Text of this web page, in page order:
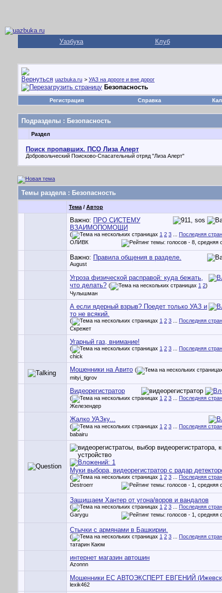
Уазбука Клуб
uazbuka.ru > УАЗ на дороге и вне дорог
Безопасность
Регистрация Справка
Подразделы : Безопасность
Раздел
Поиск пропавших. ПСО Лиза Алерт
Добровольческий Поисково-Спасательный отряд "Лиза Алерт"
Темы раздела: Безопасность
Тема / Автор
Важно: ПРО СИСТЕМУ
ВЗАИМОПОМОЩИ
( 1 2 3
Последняя
ОЛИВК
Важно: Правила общения в разделе.
August
Угроза физической расправой: куда бежать,
что делать? ( 1 2)
Чулышман
А если ядерный взрыв? Поедет только УАЗ и
то не всякий.
( 1 2 3
Последняя
Скрежет
Угарный газ, внимание!
( 1 2 3
Последняя
chick
Мошенники на Авито (
mityi_tigrov
Видеорегистратор
( 1 2 3
Последняя
Железендер
Жалко УАЗку...
( 1 2 3
Последняя
babairu
Муки выбора, видеорегистратор с радар
( 1 2 3
Последняя
Destroerr
Защищаем Хантер от угона/воров и вандалов
( 1 2 3
Последняя
Garygu
Стычки с армянами в Башкирии.
( 1 2 3
Последняя
татарин Каюм
интернет магазин автошин
Azonnn
Мошенники ЕС АВТОЭКСПЕРТ ЕВГЕНИЙ
lexik462